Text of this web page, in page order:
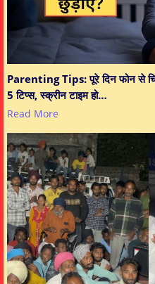
Parenting Tips: पूरे दिन फोन से
5 टिप्स, स्क्रीन टाइम हो…
Read More